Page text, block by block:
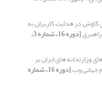
در هدایت کاربران به
[دوره 16، شماره 3،
های ایران بر
جهانی وب [دوره 16، شماره